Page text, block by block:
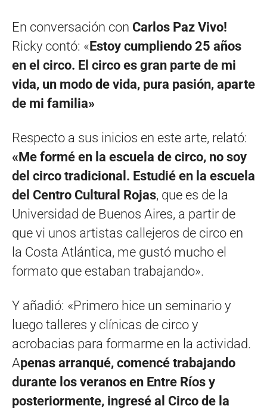
En conversación con Carlos Paz Vivo!
Ricky contó: «Estoy cumpliendo 25 años
en el circo. El circo es gran parte de mi
vida, un modo de vida, pura pasión, aparte
de mi familia»
Respecto a sus inicios en este arte, relató:
«Me formé en la escuela de circo, no soy
del circo tradicional. Estudié en la escuela
del Centro Cultural Rojas, que es de la
Universidad de Buenos Aires, a partir de
que vi unos artistas callejeros de circo en
la Costa Atlántica, me gustó mucho el
formato que estaban trabajando».
Y añadió: «Primero hice un seminario y
luego talleres y clínicas de circo y
acrobacias para formarme en la actividad.
Apenas arranqué, comencé trabajando
durante los veranos en Entre Ríos y
posteriormente, ingresé al Circo de la